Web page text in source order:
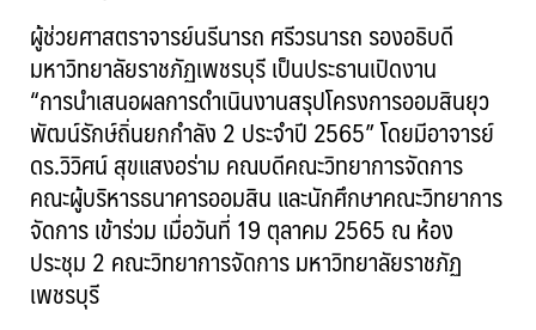
ผู้ช่วยศาสตราจารย์นรีนารถ ศรีวรนารถ รองอธิบดี
มหาวิทยาลัยราชภัฏเพชรบุรี เป็นประธานเปิดงาน
“การนำเสนอผลการดำเนินงานสรุปโครงการออมสินยุว
พัฒน์รักษ์ถิ่นยกกำลัง 2 ประจำปี 2565” โดยมีอาจารย์
ดร.วิวิศน์ สุขแสงอร่าม คณบดีคณะวิทยาการจัดการ
คณะผู้บริหารธนาคารออมสิน และนักศึกษาคณะวิทยาการ
จัดการ เข้าร่วม เมื่อวันที่ 19 ตุลาคม 2565 ณ ห้อง
ประชุม 2 คณะวิทยาการจัดการ มหาวิทยาลัยราชภัฏ
เพชรบุรี